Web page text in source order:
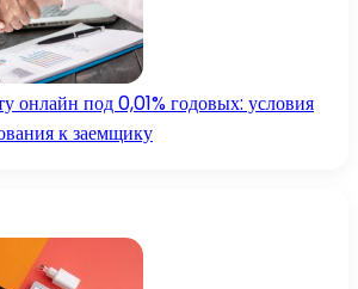
онлайн под 0,01% годовых: условия
к заемщику